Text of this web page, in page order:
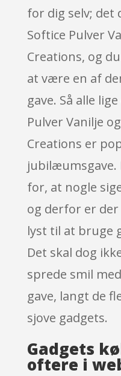
for dig selv; det
Softice Pulver
Creations, og
at være en af
gave. Så alle
Pulver Vanilje
Creations er
jubilæumsgave.
for, at nogle
og derfor er
lyst til at bruge
Det skal dog
sprede smil
gave, langt de
sjove gadgets.
Gadgets
oftere i